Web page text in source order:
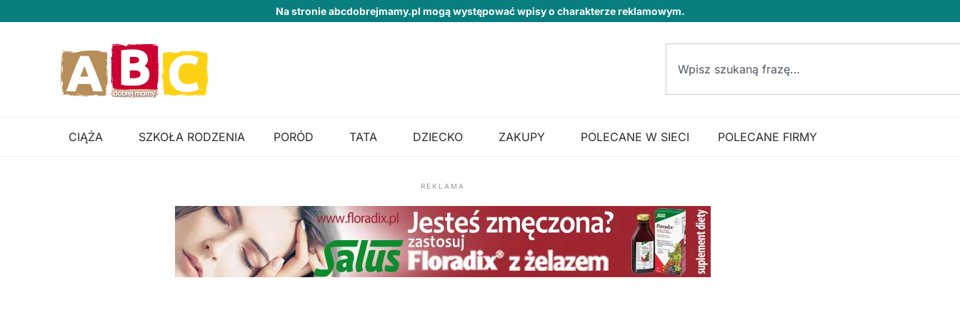
Na stronie abcdobrejmamy.pl mogą występować wpisy o charakterze reklamowym.
CIĄŻA SZKOŁA RODZENIA PORÓD TATA DZIECKO ZAKUPY POLECANE W SIECI POLECANE FIRMY
REKLAMA